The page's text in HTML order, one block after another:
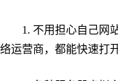
1. 不用担心自己网站
络运营商，都能快速打